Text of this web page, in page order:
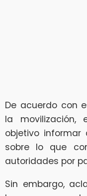
De acuerdo con
la movilización,
objetivo
sobre lo que
autoridades por
Sin embargo,